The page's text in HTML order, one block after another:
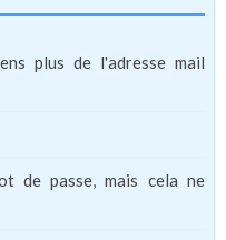
plus de l'adresse mail
de passe, mais cela ne